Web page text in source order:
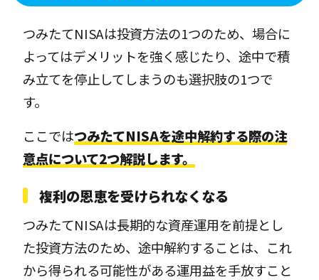
つみたてNISAは投資方法の1つのため、場合に
よってはデメリットを強く感じたり、途中で積
み立てを停止してしまうのも選択肢の1つで
す。
ここではつみたてNISAを途中解約する際の注
意点について2つ解説します。
複利の恩恵を受けられなくなる
つみたてNISAは長期的な資産運用を前提とし
た投資方法のため、途中解約することは、これ
から得られる可能性がある運用益を手放すこと